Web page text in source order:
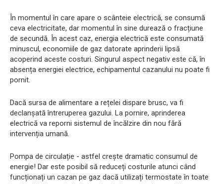
În momentul în care apare o scânteie electrică, se consumă
ceva electricitate, dar momentul în sine durează o fracțiune
de secundă. În acest caz, energia electrică este consumată
minuscul, economiile de gaz datorate aprinderii lipsă
acoperind aceste costuri. Singurul aspect negativ este că, în
absența energiei electrice, echipamentul cazanului nu poate fi
pornit.
Dacă sursa de alimentare a rețelei dispare brusc, va fi
declanșată întreruperea gazului. La pornire, aprinderea
electrică va reporni sistemul de încălzire din nou fără
intervenția umană.
Pompa de circulație - astfel crește dramatic consumul de
energie! Dar este posibil să reduceți costurile atunci când
funcționați un cazan pe gaz dacă utilizați termostate în toate